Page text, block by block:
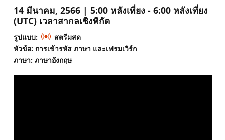
14 มีนาคม, 2566 | 5:00 หลังเที่ยง - 6:00 หลังเที่ยง
(UTC) เวลาสากลเชิงพิกัด
รูปแบบ:
สตรีมสด
หัวข้อ: การเข้ารหัส ภาษา และเฟรมเวิร์ก
ภาษา: ภาษาอังกฤษ